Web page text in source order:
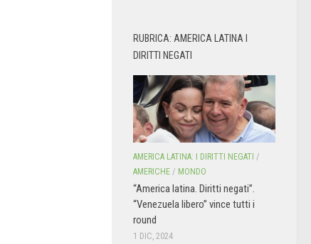
RUBRICA: AMERICA LATINA I
DIRITTI NEGATI
AMERICA LATINA: I DIRITTI NEGATI /
AMERICHE / MONDO
“America latina. Diritti negati”.
“Venezuela libero” vince tutti i
round
1 DIC, 2024